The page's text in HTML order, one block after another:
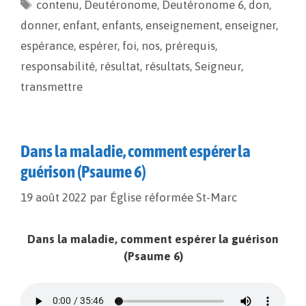
o
n
g
contenu, Deutéronome, Deutéronome 6, don,
donner, enfant, enfants, enseignement, enseigner,
espérance, espérer, foi, nos, prérequis,
responsabilité, résultat, résultats, Seigneur,
transmettre
Dans la maladie, comment espérer la
guérison (Psaume 6)
19 août 2022 par Église réformée St-Marc
Dans la maladie, comment espérer la guérison
(Psaume 6)